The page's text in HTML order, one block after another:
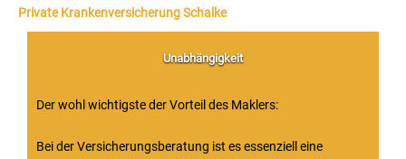
Private Krankenversicherung Schalke
Unabhängigkeit
Der wohl wichtigste der Vorteil des Maklers:
Bei der Versicherungsberatung ist es essenziell eine